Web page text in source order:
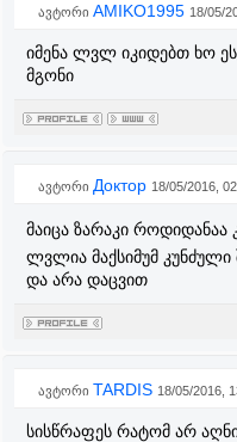
ავტორი AMIKO1995 18/05/
იმენა ლვლ იკიდებთ ხო
მგონი
ავტორი Доктор 18/05/2016,
მაიცა ზარაკი როდიდანაა
ლვლია მაქსიმუმ კუნძული
და არა დაცვით
ავტორი TARDIS 18/05/2016,
სისწრაფეს რატომ არ